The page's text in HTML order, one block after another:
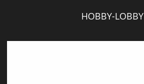
HOBBY-LOBBY